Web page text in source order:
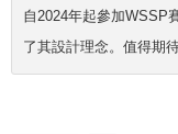
自2024年起參加WSSP
了其設計理念。值得期